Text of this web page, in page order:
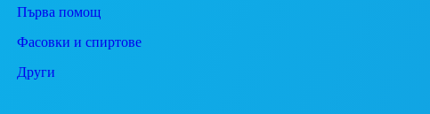
Първа помощ
Фасовки и спиртове
Други